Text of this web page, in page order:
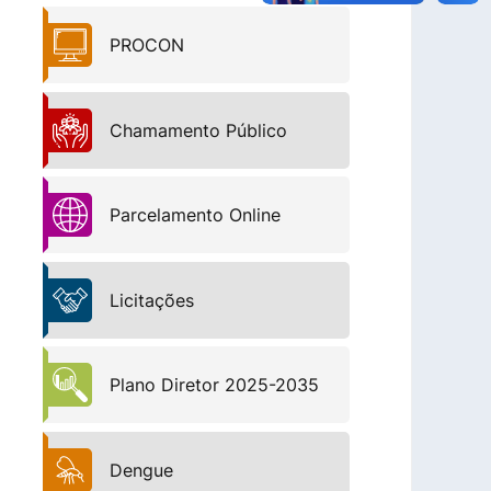
PROCON
Chamamento Público
Parcelamento Online
Licitações
Plano Diretor 2025-2035
Dengue